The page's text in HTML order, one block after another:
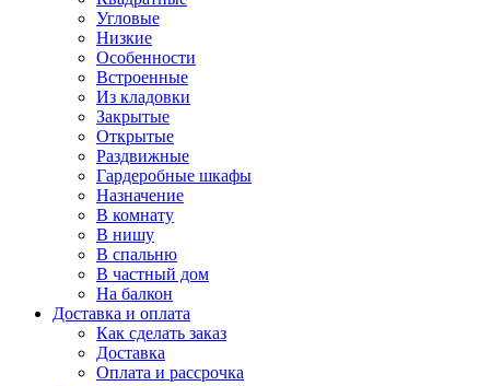
Угловые
Низкие
Особенности
Встроенные
Из кладовки
Закрытые
Открытые
Раздвижные
Гардеробные шкафы
Назначение
В комнату
В нишу
В спальню
В частный дом
На балкон
Доставка и оплата
Как сделать заказ
Доставка
Оплата и рассрочка